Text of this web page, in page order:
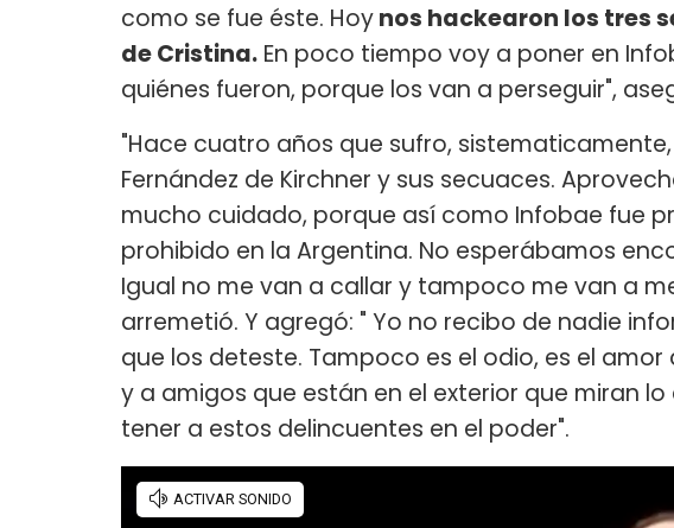
como se fue éste. Hoynos hackearon los tres
de Cristina. En poco tiempo voy a poner en
quiénes fueron, porque los van a perseguir",
"Hace cuatro años que sufro,
Fernández de Kirchner y sus secuaces.
mucho cuidado, porque así como Infobae fue
prohibido en la Argentina. No esperábamos
Igual no me van a callar y tampoco me van a
arremetió. Y agregó: " Yo no recibo de nadie
que los deteste. Tampoco es el odio, es el amor
y a amigos que están en el exterior que miran
tener a estos delincuentes en el poder".